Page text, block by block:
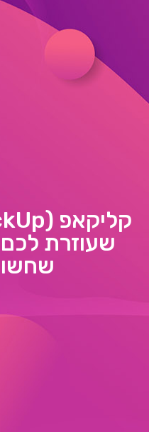
שעוזרת